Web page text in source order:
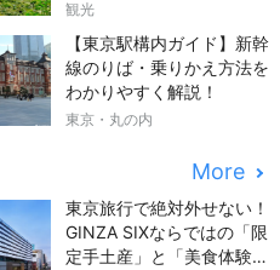
観光
【東京駅構内ガイド】新幹
線のりば・乗りかえ方法を
わかりやすく解説！
東京・丸の内
More
東京旅行で絶対外せない！
GINZA SIXならではの「限
定手土産」と「美食体験」